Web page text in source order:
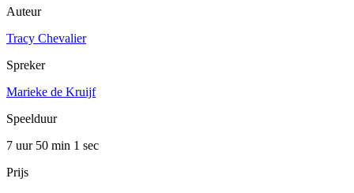
Auteur
Tracy Chevalier
Spreker
Marieke de Kruijf
Speelduur
7 uur 50 min 1 sec
Prijs